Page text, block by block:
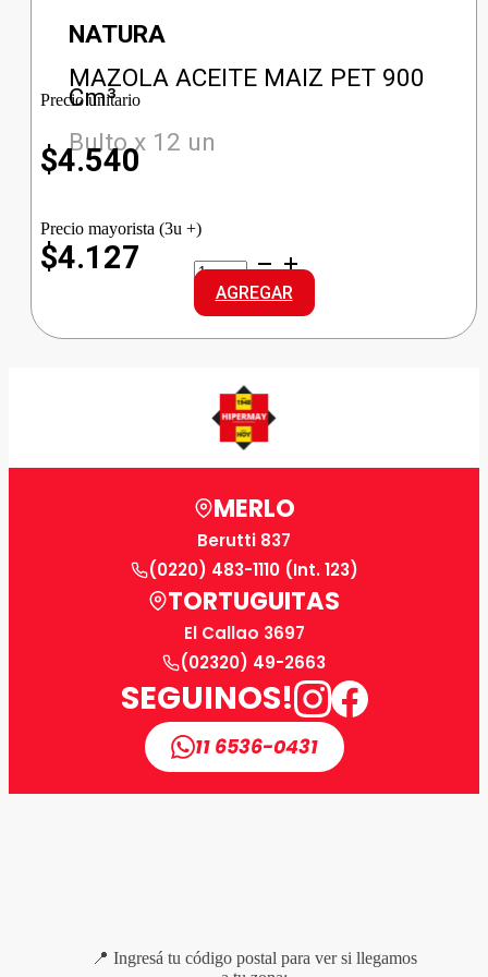
NATURA
MAZOLA ACEITE MAIZ PET 900
Cm³
Bulto x 12 un
Precio unitario
$4.540
Precio mayorista (3u +)
$4.127
MAZOLA
ACEITE
MAIZ
PET
cantidad
AGREGAR
MERLO
Berutti 837
(0220) 483-1110 (Int. 123)
TORTUGUITAS
El Callao 3697
(02320) 49-2663
SEGUINOS!
11 6536-0431
📍 Ingresá tu código postal para ver si llegamos